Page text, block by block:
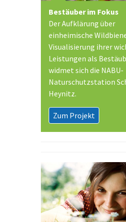
Bestäuber im Fokus
Der Aufklärung über
einheimische
Visualisierung ihrer
Leistungen als
widmet sich die NABU-
Naturschutzstation
Heynitz.
Zum Projekt